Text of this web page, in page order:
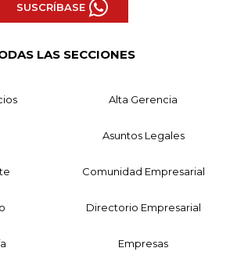
SUSCRÍBASE
LAS SECCIONES
Alta Gerencia
Asuntos Legales
Comunidad Empresarial
Directorio Empresarial
Empresas